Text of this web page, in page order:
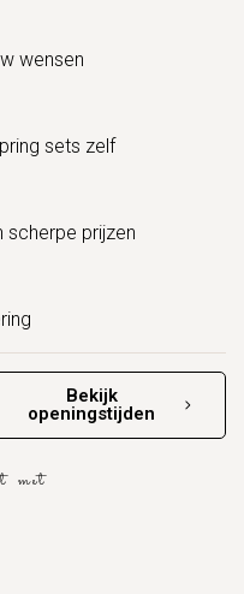
wensen
sets zelf
prijzen
Bekijk
openingstijden
met